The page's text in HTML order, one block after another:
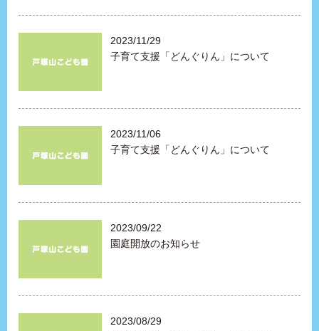
2023/11/29
子育て支援「どんぐりん」について
2023/11/06
子育て支援「どんぐりん」について
2023/09/22
園庭開放のお知らせ
2023/08/29